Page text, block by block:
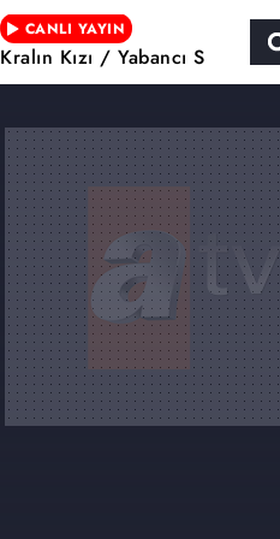
CANLI YAYIN
Kralın Kızı / Yabancı Sinema